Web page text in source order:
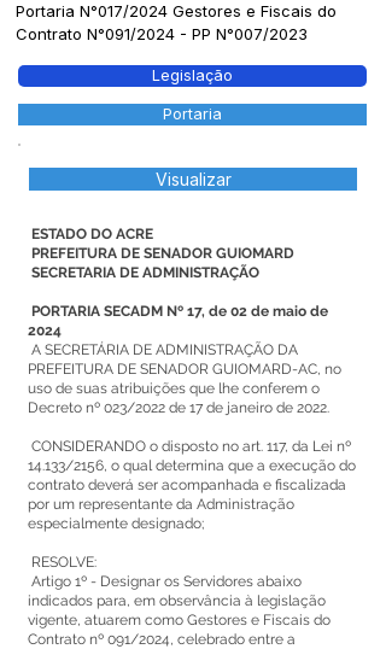
Portaria N°017/2024 Gestores e Fiscais do
Contrato N°091/2024 - PP N°007/2023
Legislação
Portaria
Visualizar
ESTADO DO ACRE
PREFEITURA DE SENADOR GUIOMARD
SECRETARIA DE ADMINISTRAÇÃO
PORTARIA SECADM Nº 17, de 02 de maio de
2024
A SECRETÁRIA DE ADMINISTRAÇÃO DA
PREFEITURA DE SENADOR GUIOMARD-AC, no
uso de suas atribuições que lhe conferem o
Decreto nº 023/2022 de 17 de janeiro de 2022.
CONSIDERANDO o disposto no art. 117, da Lei nº
14.133/2156, o qual determina que a execução do
contrato deverá ser acompanhada e fiscalizada
por um representante da Administração
especialmente designado;
RESOLVE:
Artigo 1º - Designar os Servidores abaixo
indicados para, em observância à legislação
vigente, atuarem como Gestores e Fiscais do
Contrato nº 091/2024, celebrado entre a